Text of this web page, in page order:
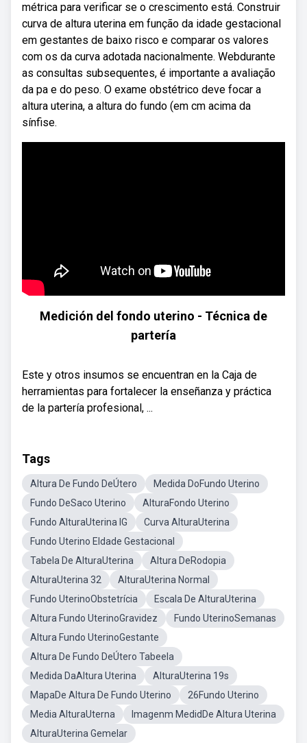
métrica para verificar se o crescimento está. Construir
curva de altura uterina em função da idade gestacional
em gestantes de baixo risco e comparar os valores
com os da curva adotada nacionalmente. Webdurante
as consultas subsequentes, é importante a avaliação
da pa e do peso. O exame obstétrico deve focar a
altura uterina, a altura do fundo (em cm acima da
sínfise.
Medición del fondo uterino - Técnica de
partería
Este y otros insumos se encuentran en la Caja de
herramientas para fortalecer la enseñanza y práctica
de la partería profesional, ...
Tags
Altura De Fundo DeÚtero
Medida DoFundo Uterino
Fundo DeSaco Uterino
AlturaFondo Uterino
Fundo AlturaUterina IG
Curva AlturaUterina
Fundo Uterino EIdade Gestacional
Tabela De AlturaUterina
Altura DeRodopia
AlturaUterina 32
AlturaUterina Normal
Fundo UterinoObstetrícia
Escala De AlturaUterina
Altura Fundo UterinoGravidez
Fundo UterinoSemanas
Altura Fundo UterinoGestante
Altura De Fundo DeÚtero Tabeela
Medida DaAltura Uterina
AlturaUterina 19s
MapaDe Altura De Fundo Uterino
26Fundo Uterino
Media AlturaUterna
Imagenm MedidDe Altura Uterina
AlturaUterina Gemelar